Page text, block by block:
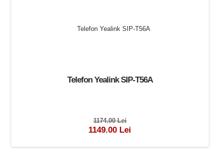
Telefon Yealink SIP-T56A
1174.00 Lei
1149.00 Lei